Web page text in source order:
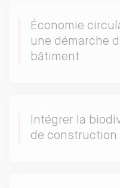
Économie
une démarche
bâtiment
Intégrer la
de construction